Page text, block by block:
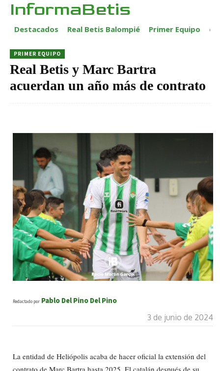
InformaBetis
Destacados Real Betis Balompié Primer Equipo
PRIMER EQUIPO
Real Betis y Marc Bartra
acuerdan un año más de contrato
Redactado por Pablo Del Pino Del Pino
3 de junio de 2024
La entidad de Heliópolis acaba de hacer oficial la extensión del
contrato de Marc Bartra hasta 2025. El catalán después de su